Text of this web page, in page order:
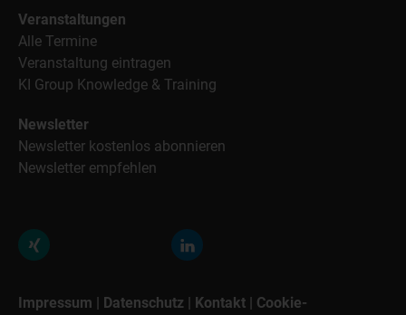
Veranstaltungen
Alle Termine
Veranstaltung eintragen
KI Group Knowledge & Training
Newsletter
Newsletter kostenlos abonnieren
Newsletter empfehlen
Impressum | Datenschutz | Kontakt | Cookie-